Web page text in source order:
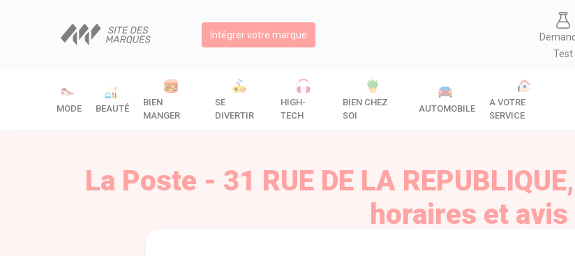
Intégrer votre marque
Test
MODE BEAUTÉ
BIEN
MANGER
SE
DIVERTIR
HIGH-
TECH
BIEN CHEZ
SOI
AUTOMOBILE
A VOTRE
SERVICE
La Poste - 31 RUE DE LA
horaires et avis